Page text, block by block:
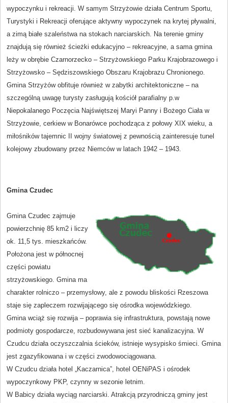
wypoczynku i rekreacji. W samym Strzyżowie działa Centrum Sportu,
Turystyki i Rekreacji oferujące aktywny wypoczynek na krytej pływalni,
a zimą białe szaleństwa na stokach narciarskich. Na terenie gminy
znajdują się również ścieżki edukacyjno – rekreacyjne, a sama gmina
leży w obrębie Czarnorzecko – Strzyżowskiego Parku Krajobrazowego i
Strzyżowsko – Sędziszowskiego Obszaru Krajobrazu Chronionego.
Gmina Strzyżów obfituje również w zabytki architektoniczne – na
szczególną uwagę turysty zasługują kościół parafialny p.w
Niepokalanego Poczęcia Najświętszej Maryi Panny i Bożego Ciała w
Strzyżowie, cerkiew w Bonarówce pochodząca z połowy XIX wieku, a
miłośników tajemnic II wojny światowej z pewnością zainteresuje tunel
kolejowy zbudowany przez Niemców w latach 1942 – 1943.
Gmina Czudec
Gmina Czudec zajmuje
powierzchnię 85 km2 i liczy
ok. 11,5 tys. mieszkańców.
Położona jest w północnej
części powiatu
strzyżowskiego. Gmina ma
charakter rolniczo – przemysłowy, ale z powodu bliskości Rzeszowa
staje się zapleczem rozwijającego się ośrodka wojewódzkiego.
Gmina wciąż się rozwija – poprawia się infrastruktura, powstają nowe
podmioty gospodarcze, rozbudowywana jest sieć kanalizacyjna. W
Czudcu działa oczyszczalnia ścieków, istnieje wysypisko śmieci. Gmina
jest zgazyfikowana i w części zwodowociągowana.
W Czudcu działa hotel „Kaczarnica”, hotel OENiPAS i ośrodek
wypoczynkowy PKP, czynny w sezonie letnim.
W Babicy działa wyciąg narciarski. Atrakcją przyrodniczą gminy jest